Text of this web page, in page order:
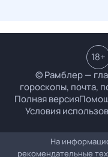
© Рамблер —
гороскопы, почта,
Полная версия
Условия
18+
На
рекомендательные